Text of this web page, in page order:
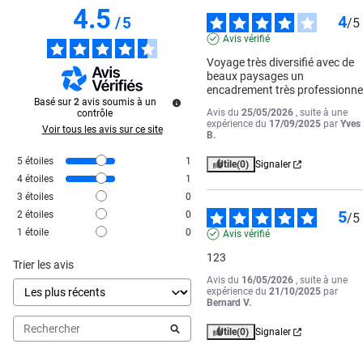
4.5/5
Basé sur 2 avis soumis à un
contrôle
Voir tous les avis sur ce site
5 étoiles
1
4 étoiles
1
3 étoiles
0
2 étoiles
0
1 étoile 0
Trier les avis
4/5
Avis vérifié
Voyage très diversifié avec de
beaux paysages un
encadrement très
Avis du25/05/2026 , suite à une
expérience du 17/09/2025 parYves
B.
Utile(0) Signaler
5/5
Avis vérifié
123
Avis du 16/05/2026 , suite à une
expérience du21/10/2025 par
Bernard V.
Utile(0) Signaler